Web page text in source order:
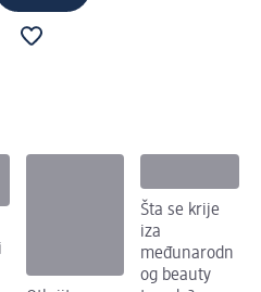
Šta se krije
iza
međunarodn
og beauty